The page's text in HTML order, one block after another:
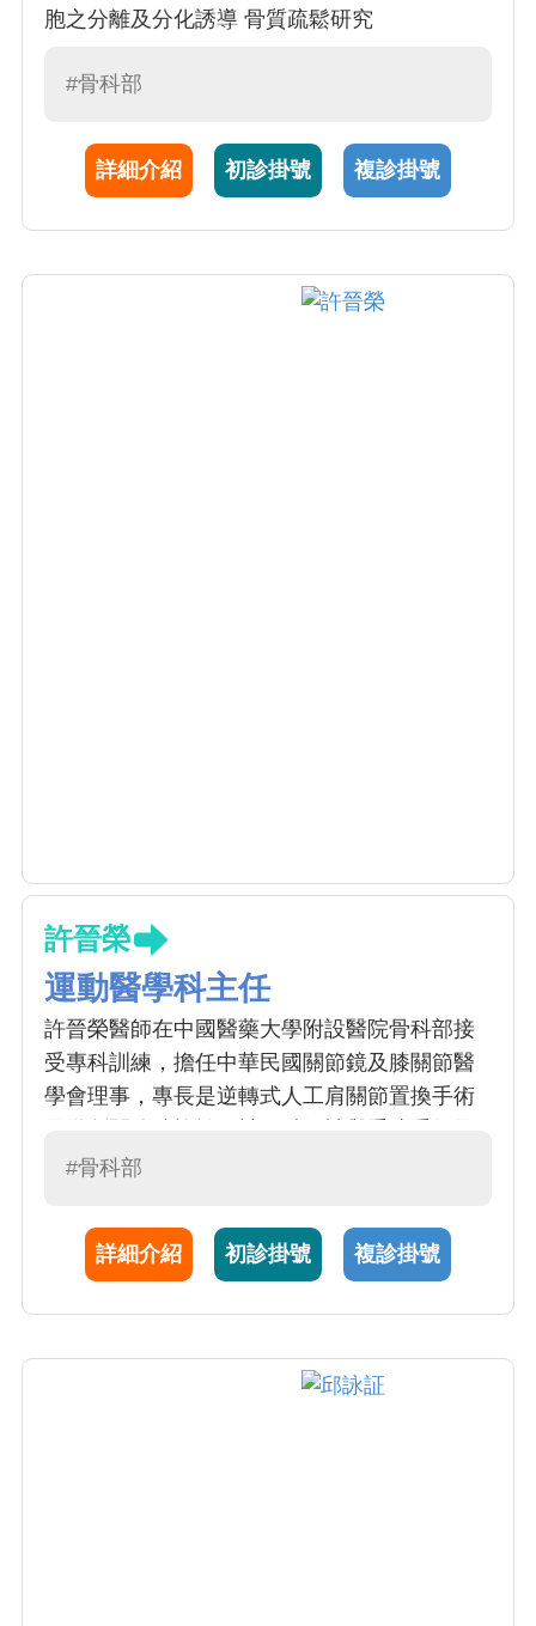
胞之分離及分化誘導 骨質疏鬆研究
#骨科部
詳細介紹 初診掛號 複診掛號
許晉榮
運動醫學科主任
許晉榮醫師在中國醫藥大學附設醫院骨科部接
受專科訓練，擔任中華民國關節鏡及膝關節醫
學會理事，專長是逆轉式人工肩關節置換手術
各式運動傷害治療：包括關節韌帶重建、半月
關節反復脫臼和肩唇修補。在運動醫學手術領
域積累了雄厚的臨床經驗，目前擔任運動醫學
#骨科部
詳細介紹 初診掛號 複診掛號